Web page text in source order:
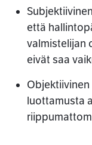
että
valmistelijan
eivät saa
luottamusta